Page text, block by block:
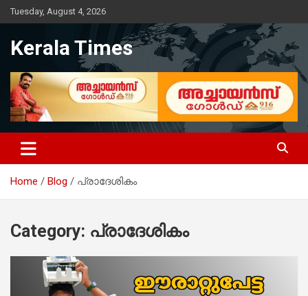
Skip
to
Tuesday, August 4, 2026
Kerala Times
Home Blog പ്രാദേശികം
Category: പ്രാദേശികം